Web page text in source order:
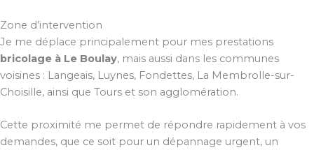
Zone d’intervention
Je me déplace principalement pour mes prestations
bricolage à Le Boulay, mais aussi dans les communes
voisines : Langeais, Luynes, Fondettes, La Membrolle-sur-
Choisille, ainsi que Tours et son agglomération.
Cette proximité me permet de répondre rapidement à vos
demandes, que ce soit pour un dépannage urgent, un